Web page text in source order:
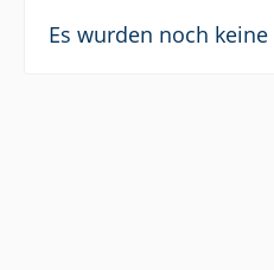
Es wurden noch